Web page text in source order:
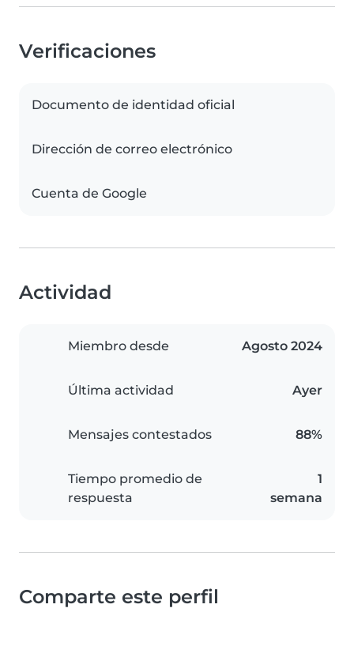
Verificaciones
Documento de identidad oficial
Dirección de correo electrónico
Cuenta de Google
Actividad
Miembro desde Agosto 2024
Última actividad Ayer
Mensajes contestados 88%
Tiempo promedio de
respuesta
1
semana
Comparte este perfil